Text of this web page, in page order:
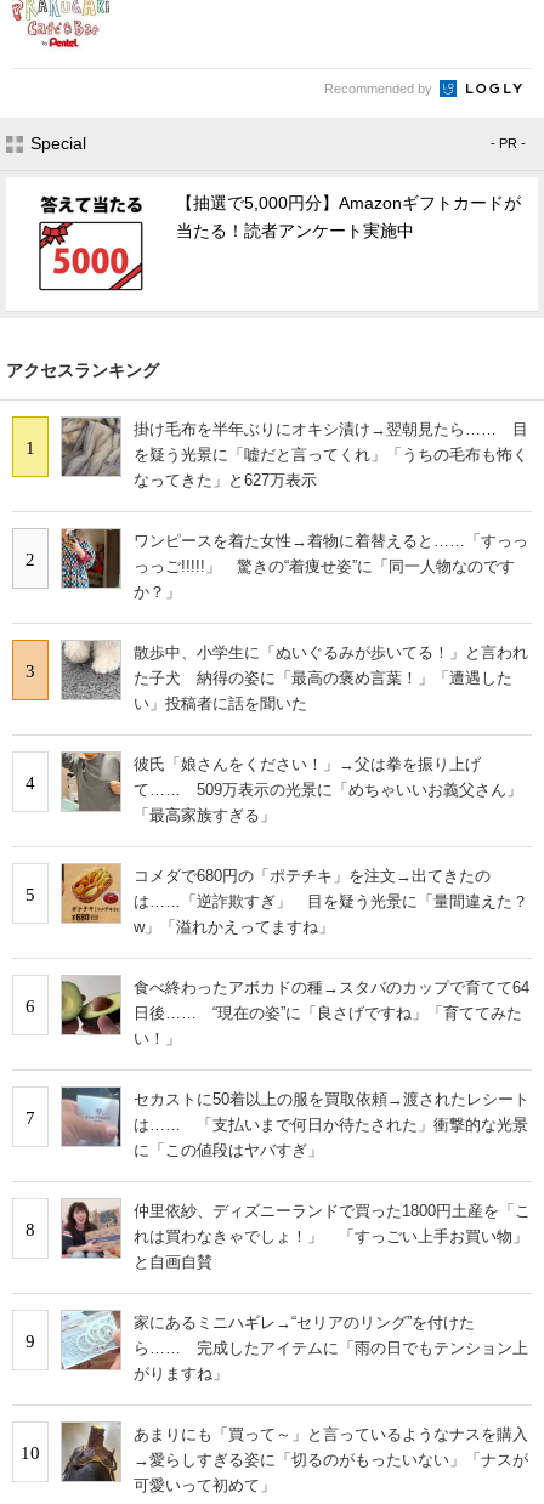
Recommended by
Special - PR -
【抽選で5,000円分】Amazonギフトカードが
当たる！読者アンケート実施中
アクセスランキング
1
掛け毛布を半年ぶりにオキシ漬け→翌朝見たら…… 目
を疑う光景に「嘘だと言ってくれ」「うちの毛布も怖く
なってきた」と627万表示
2
ワンピースを着た女性→着物に着替えると……「すっっ
っっご!!!!!」 驚きの“着痩せ姿”に「同一人物なのです
か？」
3
散歩中、小学生に「ぬいぐるみが歩いてる！」と言われ
た子犬 納得の姿に「最高の褒め言葉！」「遭遇した
い」投稿者に話を聞いた
4
彼氏「娘さんをください！」→父は拳を振り上げ
て…… 509万表示の光景に「めちゃいいお義父さん」
「最高家族すぎる」
5
コメダで680円の「ポテチキ」を注文→出てきたの
は……「逆詐欺すぎ」 目を疑う光景に「量間違えた？
w」「溢れかえってますね」
6
食べ終わったアボカドの種→スタバのカップで育てて64
日後…… “現在の姿”に「良さげですね」「育ててみた
い！」
7
セカストに50着以上の服を買取依頼→渡されたレシート
は…… 「支払いまで何日か待たされた」衝撃的な光景
に「この値段はヤバすぎ」
8
仲里依紗、ディズニーランドで買った1800円土産を「こ
れは買わなきゃでしょ！」 「すっごい上手お買い物」
と自画自賛
9
家にあるミニハギレ→“セリアのリング”を付けた
ら…… 完成したアイテムに「雨の日でもテンション上
がりますね」
10
あまりにも「買って～」と言っているようなナスを購入
→愛らしすぎる姿に「切るのがもったいない」「ナスが
可愛いって初めて」